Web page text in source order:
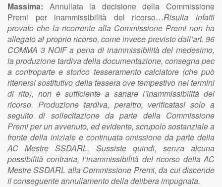
Massima: Annullata la decisione della Commissione
Premi per inammissibilità del ricorso…Risulta infatti
provato che la ricorrente alla Commissione Premi non ha
allegato al proprio ricorso, come invece previsto dall’art. 96
COMMA 3 NOIF a pena di inammissibilità del medesimo,
la produzione tardiva della documentazione, consegna pec
a controparte e storico tesseramento calciatore (che può
ritenersi sostitutivo della tessera ove tempestivo nei termini
di rito), non è sufficiente a sanare l’inammissibilità del
ricorso. Produzione tardiva, peraltro, verificatasi solo a
seguito di sollecitazione da parte della Commissione
Premi per un avvenuto, ed evidente, scrupolo sostanziale a
fronte della iniziale e continuata omissione da parte della
AC Mestre SSDARL. Sussiste quindi, senza alcuna
possibilità contraria, l’inammissibilità del ricorso della AC
Mestre SSDARL alla Commissione Premi, da cui discende
il conseguente annullamento della delibera impugnata.